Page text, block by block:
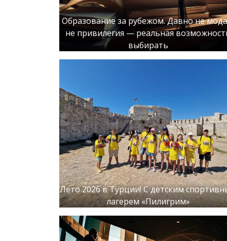
Образование за рубежом. Давно не
не привилегия — реальная
выбирать
Лето 2026 в Турции! С детским
лагерем «Пилигрим»